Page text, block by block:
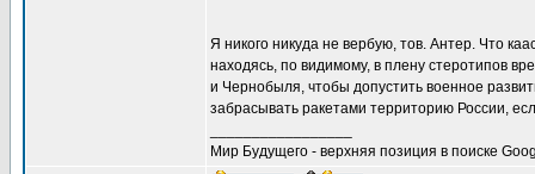
Я никого никуда не вербую, тов. Антер. Что
находясь, по видимому, в плену стеротипов
и Чернобыля, чтобы допустить военное
забрасывать ракетами территорию России,
Мир Будущего - верхняя позиция в поиске